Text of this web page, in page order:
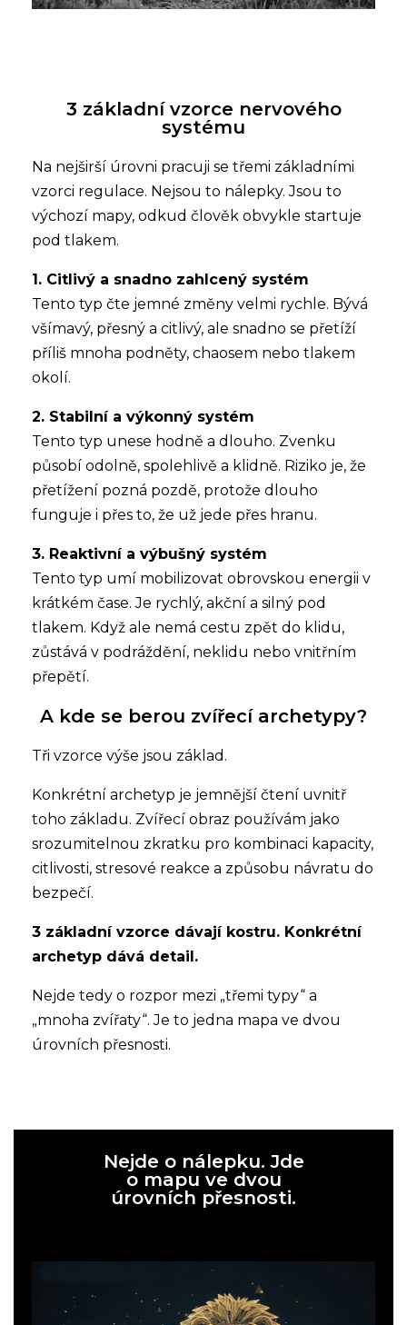
3 základní vzorce nervového
systému
Na nejširší úrovni pracuji se třemi základními
vzorci regulace. Nejsou to nálepky. Jsou to
výchozí mapy, odkud člověk obvykle startuje
pod tlakem.
1. Citlivý a snadno zahlcený systém
Tento typ čte jemné změny velmi rychle. Bývá
všímavý, přesný a citlivý, ale snadno se přetíží
příliš mnoha podněty, chaosem nebo tlakem
okolí.
2. Stabilní a výkonný systém
Tento typ unese hodně a dlouho. Zvenku
působí odolně, spolehlivě a klidně. Riziko je, že
přetížení pozná pozdě, protože dlouho
funguje i přes to, že už jede přes hranu.
3. Reaktivní a výbušný systém
Tento typ umí mobilizovat obrovskou energii v
krátkém čase. Je rychlý, akční a silný pod
tlakem. Když ale nemá cestu zpět do klidu,
zůstává v podráždění, neklidu nebo vnitřním
přepětí.
A kde se berou zvířecí archetypy?
Tři vzorce výše jsou základ.
Konkrétní archetyp je jemnější čtení uvnitř
toho základu. Zvířecí obraz používám jako
srozumitelnou zkratku pro kombinaci kapacity,
citlivosti, stresové reakce a způsobu návratu do
bezpečí.
3 základní vzorce dávají kostru. Konkrétní
archetyp dává detail.
Nejde tedy o rozpor mezi „třemi typy“ a
„mnoha zvířaty“. Je to jedna mapa ve dvou
úrovních přesnosti.
Nejde o nálepku. Jde
o mapu ve dvou
úrovních přesnosti.